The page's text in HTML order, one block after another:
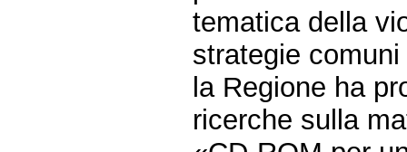
tematica della
strategie
la Regione ha
ricerche sulla